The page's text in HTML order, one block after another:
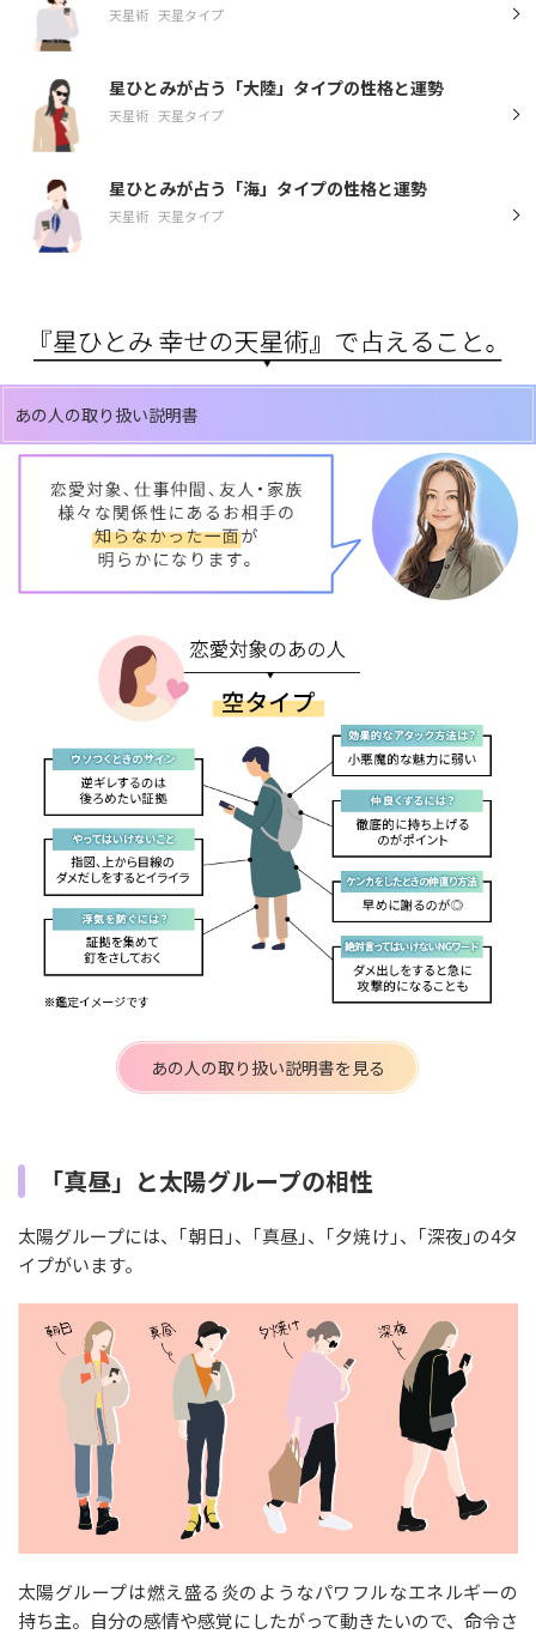
天星術 天星タイプ
星ひとみが占う「大陸」タイプの性格と運勢
天星術 天星タイプ
星ひとみが占う「海」タイプの性格と運勢
天星術 天星タイプ
あの人の取り扱い説明書
あの人の取り扱い説明書を見る
「真昼」と太陽グループの相性
太陽グループには、｢朝日｣、｢真昼｣、｢夕焼け｣、｢深夜｣の4タ
イプがいます。
太陽グループは燃え盛る炎のようなパワフルなエネルギーの
持ち主。自分の感情や感覚にしたがって動きたいので、命令さ